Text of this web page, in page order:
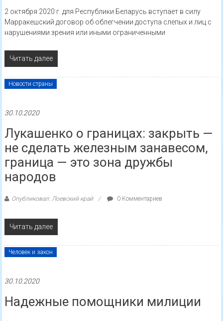
2 октября 2020 г. для Республики Беларусь вступает в силу
Марракешский договор об облегчении доступа слепых и лиц с
нарушениями зрения или иными ограниченными
Читать далее
Новости страны
30.10.2020
Лукашенко о границах: закрыть —
не сделать железным занавесом,
граница — это зона дружбы
народов
Опубликовал: Лоевский край 0 Комментариев
Читать далее
Человек и закон
30.10.2020
Надежные помощники милиции